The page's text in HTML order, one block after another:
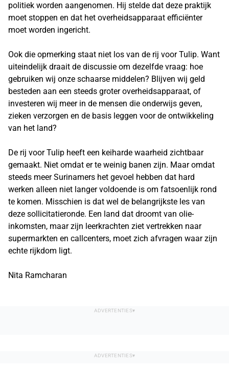
politiek worden aangenomen. Hij stelde dat deze praktijk
moet stoppen en dat het overheidsapparaat efficiënter
moet worden ingericht.
Ook die opmerking staat niet los van de rij voor Tulip. Want
uiteindelijk draait de discussie om dezelfde vraag: hoe
gebruiken wij onze schaarse middelen? Blijven wij geld
besteden aan een steeds groter overheidsapparaat, of
investeren wij meer in de mensen die onderwijs geven,
zieken verzorgen en de basis leggen voor de ontwikkeling
van het land?
De rij voor Tulip heeft een keiharde waarheid zichtbaar
gemaakt. Niet omdat er te weinig banen zijn. Maar omdat
steeds meer Surinamers het gevoel hebben dat hard
werken alleen niet langer voldoende is om fatsoenlijk rond
te komen. Misschien is dat wel de belangrijkste les van
deze sollicitatieronde. Een land dat droomt van olie-
inkomsten, maar zijn leerkrachten ziet vertrekken naar
supermarkten en callcenters, moet zich afvragen waar zijn
echte rijkdom ligt.
Nita Ramcharan